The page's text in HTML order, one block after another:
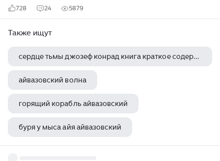
728 24 5879
Также ищут
сердце тьмы джозеф конрад книга краткое содержание
айвазовский волна
горящий корабль айвазовский
буря у мыса айя айвазовский